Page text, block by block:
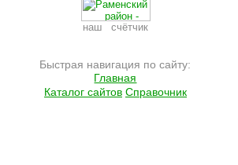
наш счётчик
Быстрая навигация по сайту:
Главная
Каталог сайтов Справочник